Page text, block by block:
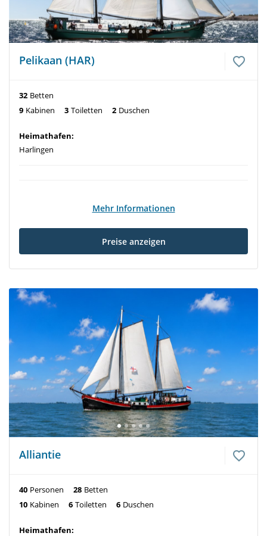
Pelikaan (HAR)
32 Betten
9 Kabinen 3 Toiletten 2 Duschen
Heimathafen:
Harlingen
Mehr Informationen
Preise anzeigen
Alliantie
40 Personen 28 Betten
10 Kabinen 6 Toiletten 6 Duschen
Heimathafen: